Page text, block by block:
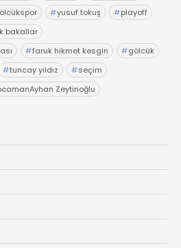
#yusuf tokuş #playoff
bakallar
#faruk hikmet kesgin #gölcük
#tuncay yıldız #seçim
Zeytinoğlu